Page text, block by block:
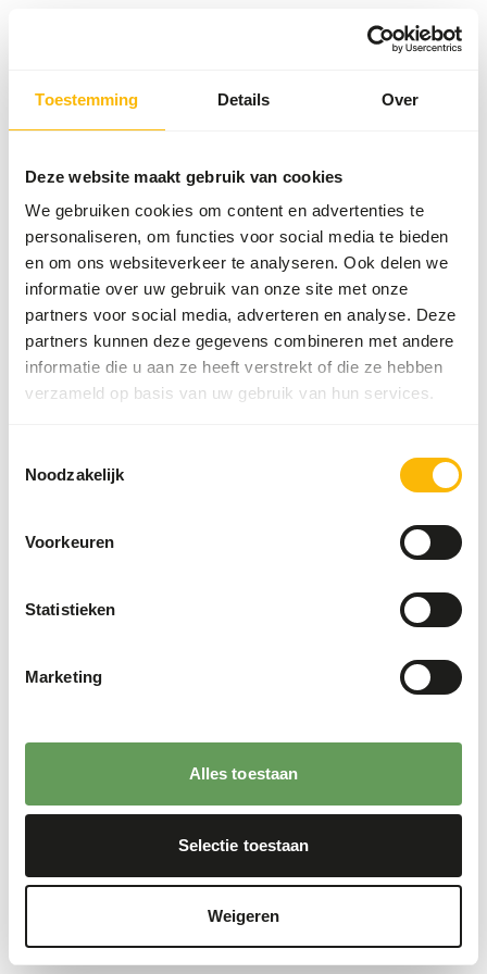
Toestemming Details Over
Deze website maakt gebruik van cookies
We gebruiken cookies om content en advertenties te
personaliseren, om functies voor social media te bieden
en om ons websiteverkeer te analyseren. Ook delen we
informatie over uw gebruik van onze site met onze
partners voor social media, adverteren en analyse. Deze
partners kunnen deze gegevens combineren met andere
informatie die u aan ze heeft verstrekt of die ze hebben
verzameld op basis van uw gebruik van hun services.
Noodzakelijk
Voorkeuren
Statistieken
Marketing
Alles toestaan
Selectie toestaan
Weigeren
Something went wrong!